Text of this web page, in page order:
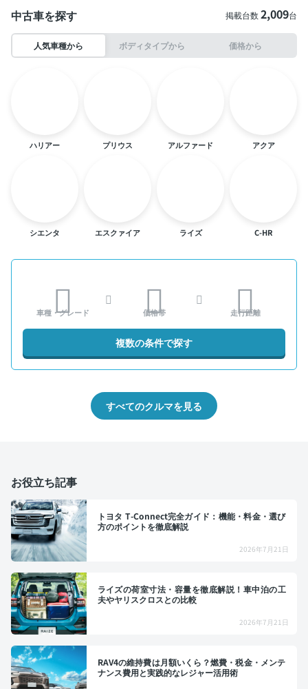
中古車を探す 掲載台数2,009台
人気車種から ボディタイプから 価格から
ハリアー プリウス アルファード アクア
シエンタ エスクァイア ライズ C-HR
車種・グレード 価格帯 走行距離
複数の条件で探す
すべてのクルマを見る
お役立ち記事
トヨタ T-Connect完全ガイド：機能・料金・選び
方のポイントを徹底解説
2026年7月21日
ライズの荷室寸法・容量を徹底解説！車中泊の工
夫やヤリスクロスとの比較
2026年7月21日
RAV4の維持費は月額いくら？燃費・税金・メンテ
ナンス費用と実践的なレジャー活用術